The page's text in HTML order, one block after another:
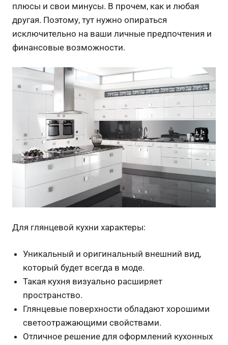
плюсы и свои минусы. В прочем, как и любая
другая. Поэтому, тут нужно опираться
исключительно на ваши личные предпочтения и
финансовые возможности.
Для глянцевой кухни характеры:
Уникальный и оригинальный внешний вид,
который будет всегда в моде.
Такая кухня визуально расширяет
пространство.
Глянцевые поверхности обладают хорошими
светоотражающими свойствами.
Отличное решение для оформлений кухонных